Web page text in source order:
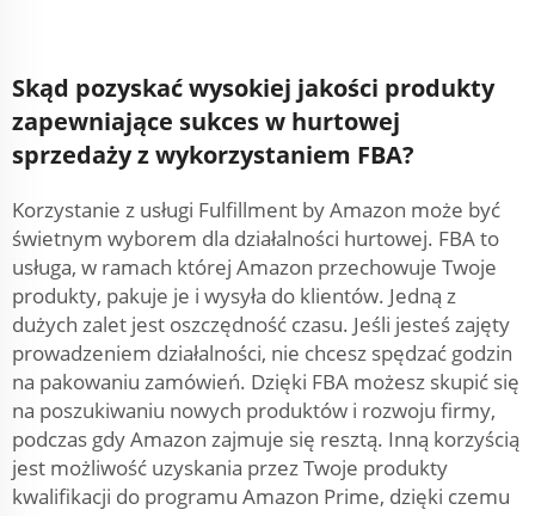
Skąd pozyskać wysokiej jakości produkty
zapewniające sukces w hurtowej
sprzedaży z wykorzystaniem FBA?
Korzystanie z usługi Fulfillment by Amazon może być
świetnym wyborem dla działalności hurtowej. FBA to
usługa, w ramach której Amazon przechowuje Twoje
produkty, pakuje je i wysyła do klientów. Jedną z
dużych zalet jest oszczędność czasu. Jeśli jesteś zajęty
prowadzeniem działalności, nie chcesz spędzać godzin
na pakowaniu zamówień. Dzięki FBA możesz skupić się
na poszukiwaniu nowych produktów i rozwoju firmy,
podczas gdy Amazon zajmuje się resztą. Inną korzyścią
jest możliwość uzyskania przez Twoje produkty
kwalifikacji do programu Amazon Prime, dzięki czemu